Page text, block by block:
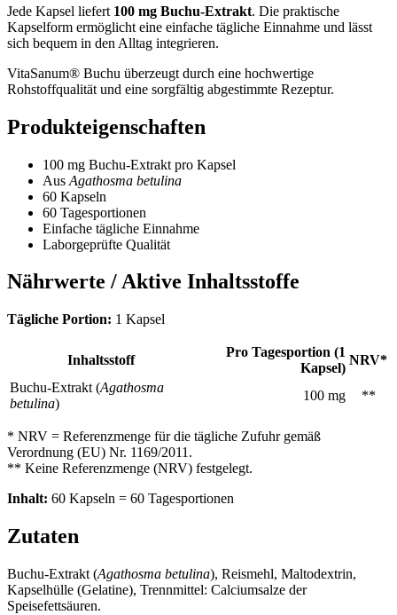
Jede Kapsel liefert 100 mg Buchu-Extrakt. Die praktische
Kapselform ermöglicht eine einfache tägliche Einnahme und lässt
sich bequem in den Alltag integrieren.
VitaSanum® Buchu überzeugt durch eine hochwertige
Rohstoffqualität und eine sorgfältig abgestimmte Rezeptur.
Produkteigenschaften
100 mg Buchu-Extrakt pro Kapsel
Aus Agathosma betulina
60 Kapseln
60 Tagesportionen
Einfache tägliche Einnahme
Laborgeprüfte Qualität
Nährwerte / Aktive Inhaltsstoffe
Tägliche Portion: 1 Kapsel
Inhaltsstoff
Pro Tagesportion (1
Kapsel)
NRV*
Buchu-Extrakt (Agathosma
betulina)
100 mg **
* NRV = Referenzmenge für die tägliche Zufuhr gemäß
Verordnung (EU) Nr. 1169/2011.
** Keine Referenzmenge (NRV) festgelegt.
Inhalt: 60 Kapseln = 60 Tagesportionen
Zutaten
Buchu-Extrakt (Agathosma betulina), Reismehl, Maltodextrin,
Kapselhülle (Gelatine), Trennmittel: Calciumsalze der
Speisefettsäuren.